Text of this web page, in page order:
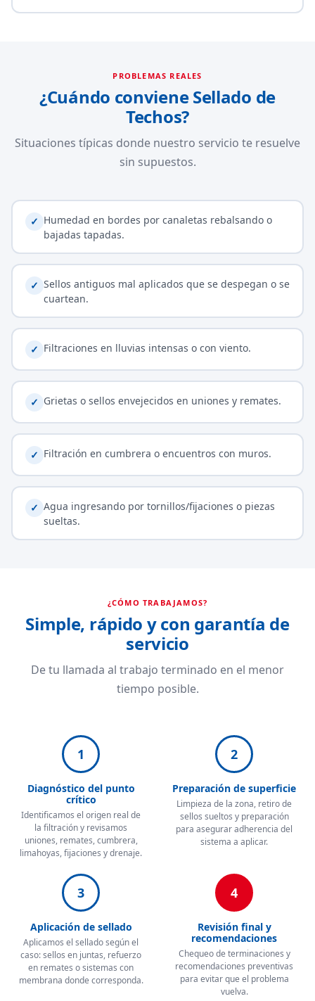
PROBLEMAS REALES
¿Cuándo conviene Sellado de
Techos?
Situaciones típicas donde nuestro servicio te resuelve
sin supuestos.
✓ Humedad en bordes por canaletas rebalsando o
bajadas tapadas.
✓ Sellos antiguos mal aplicados que se despegan o se
cuartean.
✓ Filtraciones en lluvias intensas o con viento.
✓ Grietas o sellos envejecidos en uniones y remates.
✓ Filtración en cumbrera o encuentros con muros.
✓ Agua ingresando por tornillos/fijaciones o piezas
sueltas.
¿CÓMO TRABAJAMOS?
Simple, rápido y con garantía de
servicio
De tu llamada al trabajo terminado en el menor
tiempo posible.
1
Diagnóstico del punto
crítico
Identificamos el origen real de
la filtración y revisamos
uniones, remates, cumbrera,
limahoyas, fijaciones y drenaje.
2
Preparación de superficie
Limpieza de la zona, retiro de
sellos sueltos y preparación
para asegurar adherencia del
sistema a aplicar.
3
Aplicación de sellado
Aplicamos el sellado según el
caso: sellos en juntas, refuerzo
en remates o sistemas con
membrana donde corresponda.
4
Revisión final y
recomendaciones
Chequeo de terminaciones y
recomendaciones preventivas
para evitar que el problema
vuelva.